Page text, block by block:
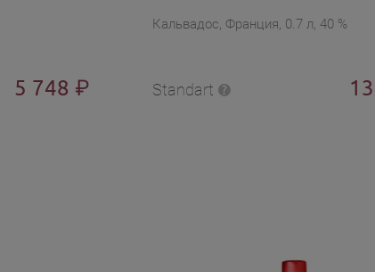
5 748 ₽
Кальвадос, Франция, 0.7 л, 40 %
Standart